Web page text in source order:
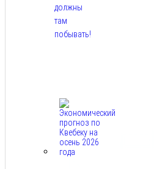
должны
там
побывать!